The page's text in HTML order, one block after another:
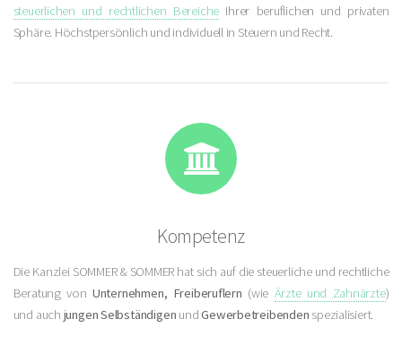
steuerlichen und rechtlichen Bereiche Ihrer beruflichen und privaten
Sphäre. Höchstpersönlich und individuell in Steuern und Recht.
Kompetenz
Die Kanzlei SOMMER & SOMMER hat sich auf die steuerliche und rechtliche
Beratung von Unternehmen, Freiberuflern (wie Ärzte und Zahnärzte)
und auch jungen Selbständigen undGewerbetreibenden spezialisiert.